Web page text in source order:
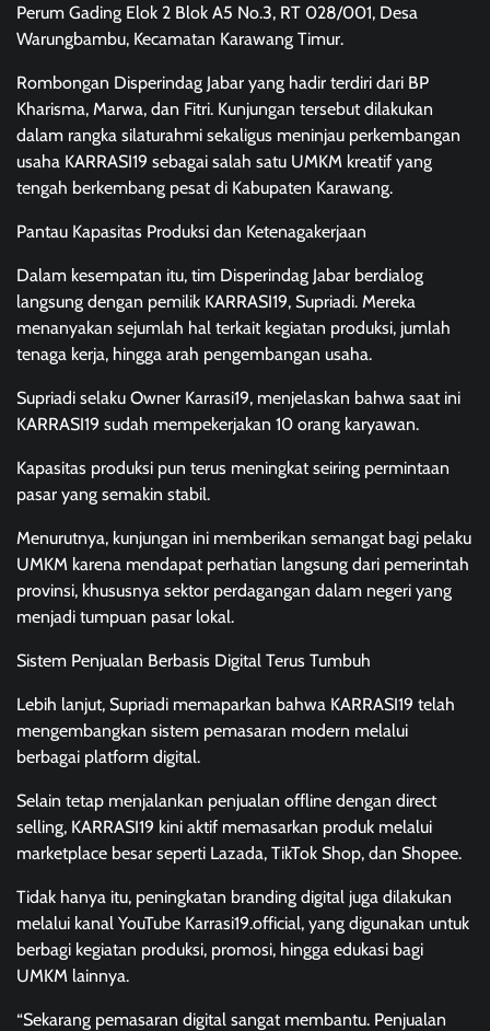
Perum Gading Elok 2 Blok A5 No.3, RT 028/001, Desa
Warungbambu, Kecamatan Karawang Timur.
Rombongan Disperindag Jabar yang hadir terdiri dari BP
Kharisma, Marwa, dan Fitri. Kunjungan tersebut dilakukan
dalam rangka silaturahmi sekaligus meninjau perkembangan
usaha KARRASI19 sebagai salah satu UMKM kreatif yang
tengah berkembang pesat di Kabupaten Karawang.
Pantau Kapasitas Produksi dan Ketenagakerjaan
Dalam kesempatan itu, tim Disperindag Jabar berdialog
langsung dengan pemilik KARRASI19, Supriadi. Mereka
menanyakan sejumlah hal terkait kegiatan produksi, jumlah
tenaga kerja, hingga arah pengembangan usaha.
Supriadi selaku Owner Karrasi19, menjelaskan bahwa saat ini
KARRASI19 sudah mempekerjakan 10 orang karyawan.
Kapasitas produksi pun terus meningkat seiring permintaan
pasar yang semakin stabil.
Menurutnya, kunjungan ini memberikan semangat bagi pelaku
UMKM karena mendapat perhatian langsung dari pemerintah
provinsi, khususnya sektor perdagangan dalam negeri yang
menjadi tumpuan pasar lokal.
Sistem Penjualan Berbasis Digital Terus Tumbuh
Lebih lanjut, Supriadi memaparkan bahwa KARRASI19 telah
mengembangkan sistem pemasaran modern melalui
berbagai platform digital.
Selain tetap menjalankan penjualan offline dengan direct
selling, KARRASI19 kini aktif memasarkan produk melalui
marketplace besar seperti Lazada, TikTok Shop, dan Shopee.
Tidak hanya itu, peningkatan branding digital juga dilakukan
melalui kanal YouTube Karrasi19.official, yang digunakan untuk
berbagi kegiatan produksi, promosi, hingga edukasi bagi
UMKM lainnya.
“Sekarang pemasaran digital sangat membantu. Penjualan